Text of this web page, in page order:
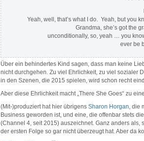
Yeah, well, that’s what I do. Yeah, but you
Grandma, she’s got the
unconditionally, so, yeah … you
ever be
Über ein behindertes Kind sagen, dass man keine
nicht durchgehen. Zu viel Ehrlichkeit, zu viel sozialer
in den Szenen, die 2015 spielen, wird schon recht
Aber diese Ehrlichkeit macht „There She Goes“ zu
(Mit-)produziert hat hier übrigens Sharon Horgan, die
Business geworden ist, und eine, die offenbar stets
(Channel 4, seit 2015) auszeichnet. Ganz anders als,
der ersten Folge so gar nicht überzeugt hat. Aber da